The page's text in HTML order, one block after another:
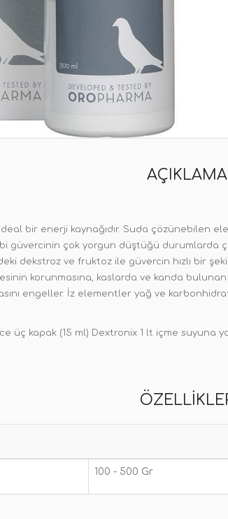
AÇIKLAMA
bir enerji kaynağıdır. Suda çözünebilen
güvercinin çok yorgun düştüğü durumlarda
dekstroz ve fruktoz ile güvercin hızlı
korunmasına, kaslarda ve kanda bulunan
engeller. İz elementler yağ ve
üç kapak (15 ml) Dextronix 1 lt içme suyuna
100 - 500 Gr